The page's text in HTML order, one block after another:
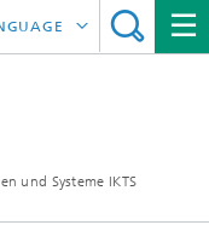
und Systeme IKTS